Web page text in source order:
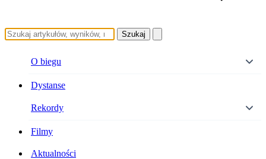
Szukaj
O biegu
Dystanse
Rekordy
Filmy
Aktualności